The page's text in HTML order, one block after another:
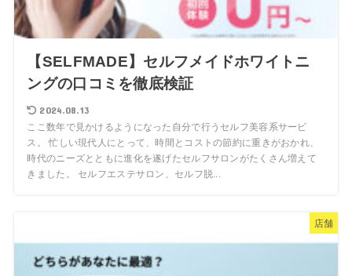
【SELFMADE】セルフメイドホワイトニ
ングの口コミを徹底検証
2024.08.13
ここ数年で見かけるようになった自分で行うセルフ美容系サービ
ス。 忙しい現代人にとって、時間とコストの節約に重きがおかれ、
時代のニーズとともに進化を遂げたセルフサロンがたくさん増えて
きました。 セルフエステサロン、セルフ脱...
店舗